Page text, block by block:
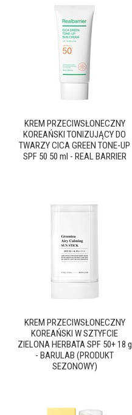
KREM PRZECIWSŁONECZNY
KOREAŃSKI TONIZUJĄCY DO
TWARZY CICA GREEN TONE-UP
SPF 50 50 ml - REAL BARRIER
KREM PRZECIWSŁONECZNY
KOREAŃSKI W SZTYFCIE
ZIELONA HERBATA SPF 50+ 18 g
- BARULAB (PRODUKT
SEZONOWY)